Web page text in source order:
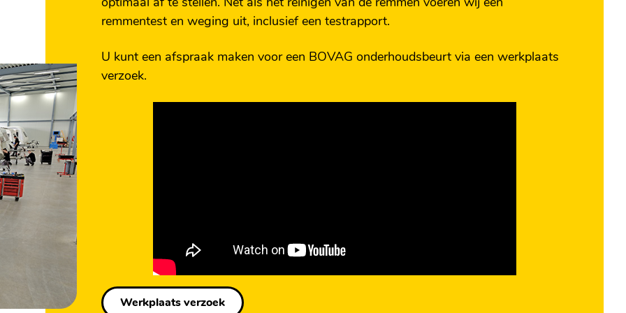
remmentest en weging uit, inclusief een testrapport.
U kunt een afspraak maken voor een BOVAG onderhoudsbeurt via een werkplaats
verzoek.
Werkplaats verzoek